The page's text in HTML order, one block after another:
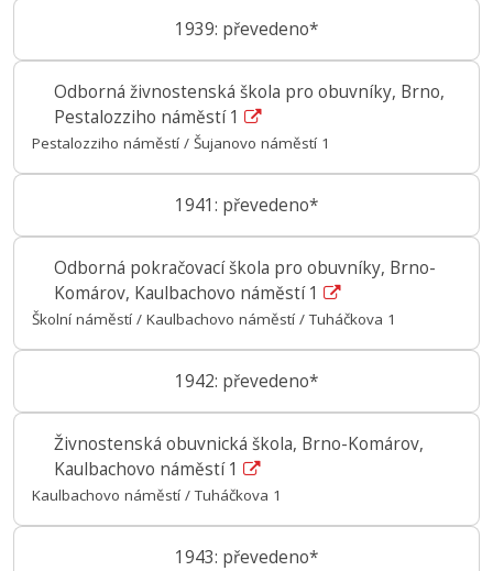
1939: převedeno*
Odborná živnostenská škola pro obuvníky, Brno,
Pestalozziho náměstí 1
Pestalozziho náměstí / Šujanovo náměstí 1
1941: převedeno*
Odborná pokračovací škola pro obuvníky, Brno-
Komárov, Kaulbachovo náměstí 1
Školní náměstí / Kaulbachovo náměstí / Tuháčkova 1
1942: převedeno*
Živnostenská obuvnická škola, Brno-Komárov,
Kaulbachovo náměstí 1
Kaulbachovo náměstí / Tuháčkova 1
1943: převedeno*